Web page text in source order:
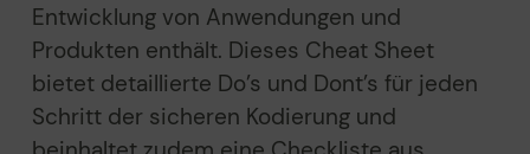
Entwicklung von Anwendungen und
Produkten enthält. Dieses Cheat Sheet
bietet detaillierte Do’s und Dont’s für jeden
Schritt der sicheren Kodierung und